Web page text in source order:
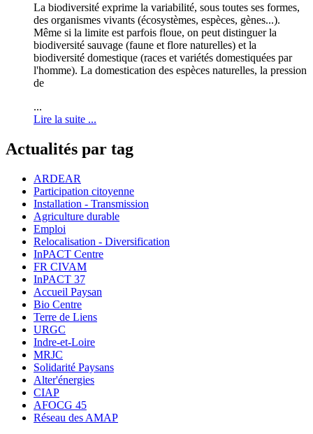
La biodiversité exprime la variabilité, sous toutes ses formes,
des organismes vivants (écosystèmes, espèces, gènes...).
Même si la limite est parfois floue, on peut distinguer la
biodiversité sauvage (faune et flore naturelles) et la
biodiversité domestique (races et variétés domestiquées par
l'homme). La domestication des espèces naturelles, la pression
de
...
Lire la suite ...
Actualités par tag
ARDEAR
Participation citoyenne
Installation - Transmission
Agriculture durable
Emploi
Relocalisation - Diversification
InPACT Centre
FR CIVAM
InPACT 37
Accueil Paysan
Bio Centre
Terre de Liens
URGC
Indre-et-Loire
MRJC
Solidarité Paysans
Alter'énergies
CIAP
AFOCG 45
Réseau des AMAP